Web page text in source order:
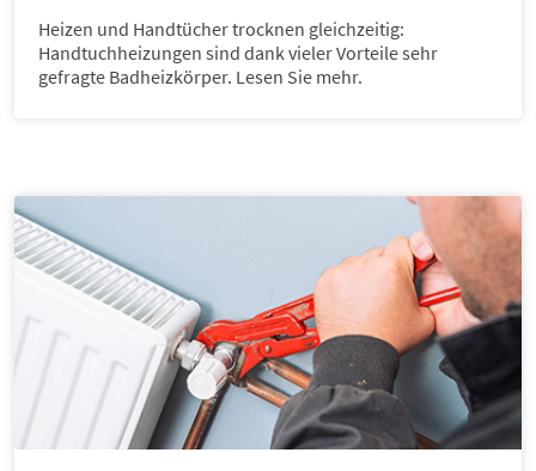
Heizen und Handtücher trocknen gleichzeitig:
Handtuchheizungen sind dank vieler Vorteile sehr
gefragte Badheizkörper. Lesen Sie mehr.